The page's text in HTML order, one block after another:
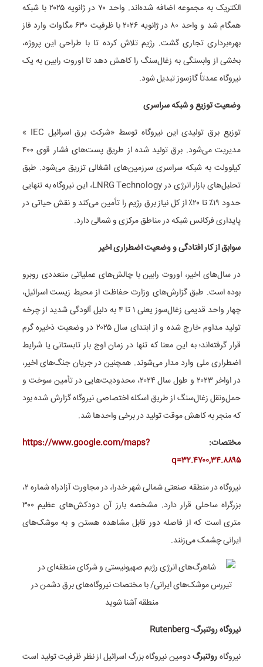
الکتریک به مجموعه اضافه شده‌اند. واحد ۷۰ در ژانویه ۲۰۲۵ با شبکه
همگام شد و واحد ۸۰ در ژانویه ۲۰۲۶ با ظرفیت ۶۳۰ مگاوات وارد فاز
بهره‌برداری تجاری گشت. رژیم تلاش کرده تا با طراحی این پروژه،
بخشی از وابستگی به زغال‌سنگ را کاهش دهد تا اوروت رابین به یک
نیروگاه عمدتاً گازسوز تبدیل شود.
وضعیت توزیع و شبکه سراسری
توزیع برق تولیدی این نیروگاه توسط «شرکت برق اسرائیل IEC »
مدیریت می‌شود. برق تولید شده از طریق پست‌های فشار قوی ۴۰۰
کیلوولت به شبکه سراسری سرزمین‌های اشغالی تزریق می‌شود. طبق
تحلیل‌های بازار انرژی در LNRG Technology، این نیروگاه به تنهایی
حدود ۱۹٪ تا ۲۰٪ از کل نیاز برق رژیم را تأمین می‌کند و نقش حیاتی در
پایداری فرکانس شبکه در مناطق مرکزی و شمالی دارد.
سوابق از کار افتادگی و وضعیت اضطراری اخیر
در سال‌های اخیر، اوروت رابین با چالش‌های عملیاتی متعددی روبرو
بوده است. طبق گزارش‌های وزارت حفاظت از محیط زیست اسرائیل،
چهار واحد قدیمی زغال‌سوز یعنی ۱ تا ۴ به دلیل آلودگی شدید از چرخه
تولید مداوم خارج شده و از ابتدای سال ۲۰۲۵ در وضعیت ذخیره گرم
قرار گرفته‌اند؛ به این معنا که تنها در زمان اوج بار تابستانی یا شرایط
اضطراری ملی وارد مدار می‌شوند. همچنین در جریان جنگ‌های اخیر،
در اواخر ۲۰۲۳ و طول سال ۲۰۲۴، محدودیت‌هایی در تأمین سوخت و
حمل‌ونقل زغال‌سنگ از طریق اسکله اختصاصی نیروگاه گزارش شده بود
که منجر به کاهش موقت تولید در برخی واحدها شد.
مختصات: https://www.google.com/maps?
q=۳۲.۴۷۰۰,۳۴.۸۸۹۵
نیروگاه در منطقه صنعتی شمالی شهر خدرا، در مجاورت آزادراه شماره ۲،
بزرگراه ساحلی قرار دارد. مشخصه بارز آن دودکش‌های عظیم ۳۰۰
متری است که از فاصله دور قابل مشاهده هستن و به موشک‌های
ایرانی چشمک می‌زنند.
نیروگاه روتنبرگ- Rutenberg
نیروگاهروتنبرگدومین نیروگاه بزرگ اسرائیل از نظر ظرفیت تولید است